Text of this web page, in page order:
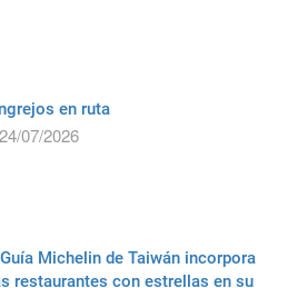
en ruta
07/2026
Michelin de Taiwán incorpora
restaurantes con estrellas en su